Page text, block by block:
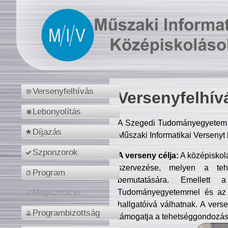
Versenyfelhívás
Lebonyolítás
Díjazás
Szponzorok
Program
Regisztráció
Programbizottság
A Szegedi
Műszaki Informatikai
A verseny célja: A
szervezése, melyen a
bemutatására. Emellett
Tudományegyetemmel és
hallgatóivá válhatnak. A
támogatja a